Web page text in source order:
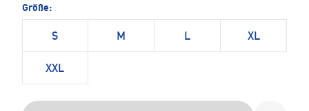
Größe:
S M L XL
XXL